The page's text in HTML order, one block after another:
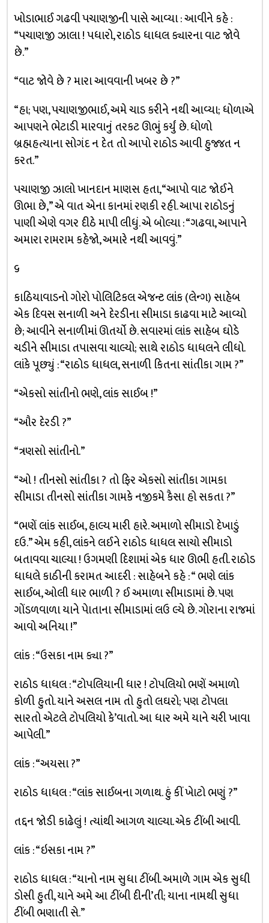
ખોડાભાઈ ગઢવી પચાણજીની પાસે આવ્યા : આવીને કહે :
“પચાણજી ઝાલા ! પધારો, રાઠોડ ધાધલ ક્યારના વાટ જોવે
છે.”
“વાટ જોવે છે ? મારા આવવાની ખબર છે ?”
“હા; પણ, પચાણજીભાઈ, અમે ચાડ કરીને નથી આવ્યા; ધોળાએ
આપણને ભેટાડી મારવાનું તરકટ ઊભું કર્યું છે. ધોળો
બ્રહ્મહત્યાના સોગંદ ન દેત તો આપો રાઠોડ આવી હુજ્જત ન
કરત.”
પચાણજી ઝાલો ખાનદાન માણસ હતા, “આપો વાટ જોઈને
ઊભા છે,” એ વાત એના કાનમાં રણકી રહી. આપા રાઠોડનું
પાણી એણે વગર દીઠે માપી લીધું. એ બોલ્યા : “ગઢવા, આપાને
અમારા રામરામ કહેજો, અમારે નથી આવવું.”
૬
કાઠિયાવાડનો ગોરો પોલિટિકલ એજન્ટ લાંક (લેન્ગ) સાહેબ
એક દિવસ સનાળી અને દેરડીના સીમાડા કાઢવા માટે આવ્યો
છે; આવીને સનાળીમાં ઊતર્યો છે. સવારમાં લાંક સાહેબ ઘોડે
ચડીને સીમાડા તપાસવા ચાલ્યો; સાથે રાઠોડ ધાધલને લીધો.
લાંકે પૂછ્યું : “રાઠોડ ધાધલ, સનાળી કિતના સાંતીકા ગામ ?”
“એકસો સાંતીનો ભણે, લાંક સાઈબ !”
“ઔર દેરડી ?”
“ત્રણસો સાંતીનો.”
“ઓ ! તીનસો સાંતીકા ? તો ફિર એકસો સાંતીકા ગામકા
સીમાડા તીનસો સાંતીકા ગામકે નજીકમે કૈસા હો સકતા ?”
“ભણેં લાંક સાઈબ, હાલ્ય મારી હારે. અમાળો સીમાડો દેખાડું
દઉ.” એમ કહી, લાંકને લઈને રાઠોડ ધાધલ સાચો સીમાડો
બતાવવા ચાલ્યા ! ઉગમણી દિશામાં એક ધાર ઊભી હતી. રાઠોડ
ધાધલે કાઠીની કરામત આદરી : સાહેબને કહે : “ ભણે લાંક
સાઈબ, ઓલી ધાર ભાળી ? ઈ અમાળા સીમાડામાં છે. પણ
ગોંડળવાળા યાને પેાતાના સીમાડામાં લઉ લ્યે છે. ગોરાના રાજમાં
આવો અનિયા !”
લાંક : “ઉસકા નામ ક્યા ?”
રાઠોડ ધાધલ : “ટોપલિયાની ધાર ! ટોપલિયો ભણેં અમાળો
કોળી હુતો. યાને અસલ નામ તો હુતો લઘરો; પણ ટોપલા
સારતો એટલે ટોપલિયો કે’વાતો. આ ધાર અમે યાને ચરી ખાવા
આપેલી.”
લાંક : “અયસા ?”
રાઠોડ ધાધલ : “લાંક સાઈબના ગળાથ. હું કીં ખેાટો ભણું ?”
તદ્દન જોડી કાઢેલું ! ત્યાંથી આગળ ચાલ્યા. એક ટીંબી આવી.
લાંક : “ઇસકા નામ ?”
રાઠોડ ધાધલ : “યાનો નામ સુધા ટીંબી. અમાળે ગામ એક સુધી
ડોસી હુતી, યાને અમે આ ટીંબી દીની’તી; યાના નામથી સુધા
ટીંબી ભણાતી સે.”